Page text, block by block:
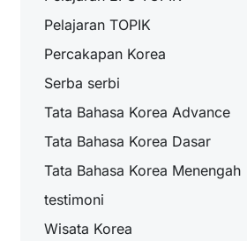
Pelajaran TOPIK
Percakapan Korea
Serba serbi
Tata Bahasa Korea Advance
Tata Bahasa Korea Dasar
Tata Bahasa Korea Menengah
testimoni
Wisata Korea